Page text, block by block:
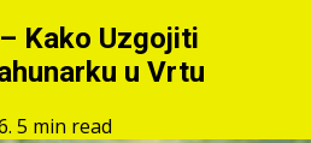
Kako Uzgojiti
u Vrtu
5 min read